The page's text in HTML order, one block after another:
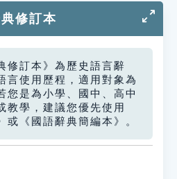
修訂本
修訂本》為歷史語言辭
言使用歷程，適用對象為
您是為小學、國中、高中
教學，建議您優先使用
或《國語辭典簡編本》。